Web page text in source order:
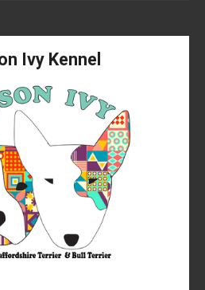
b
o
Ivy Kennel